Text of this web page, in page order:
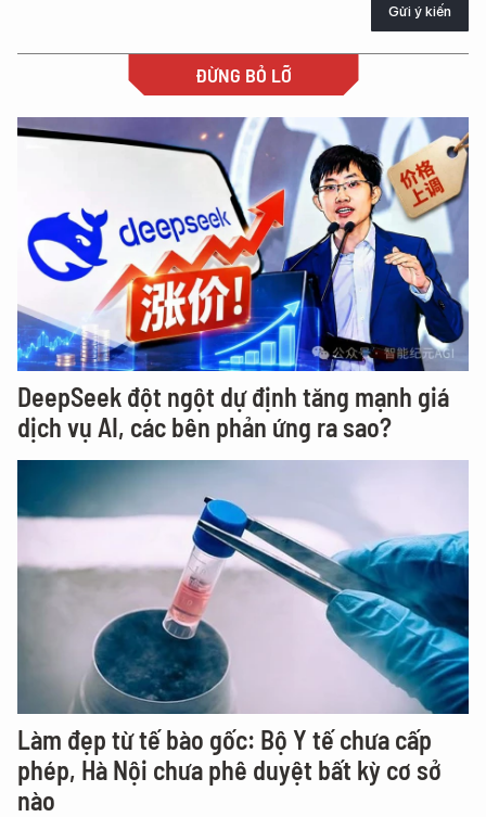
Gửi ý kiến
ĐỪNG BỎ LỠ
DeepSeek đột ngột dự định tăng mạnh giá
dịch vụ AI, các bên phản ứng ra sao?
Làm đẹp từ tế bào gốc: Bộ Y tế chưa cấp
phép, Hà Nội chưa phê duyệt bất kỳ cơ sở
nào